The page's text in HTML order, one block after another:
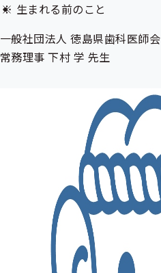
生まれる前のこと
一般社団法人 徳島県歯科医師会
常務理事 下村 学 先生